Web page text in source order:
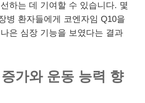
하는 데 기여할 수 있습니다. 몇
병 환자들에게 코엔자임 Q10을
은 심장 기능을 보였다는 결과
가와 운동 능력 향